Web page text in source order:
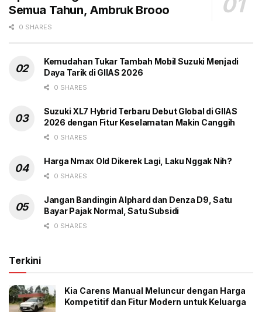
Semua Tahun, Ambruk Brooo
0 SHARES
Kemudahan Tukar Tambah Mobil Suzuki Menjadi
Daya Tarik di GIIAS 2026
0 SHARES
Suzuki XL7 Hybrid Terbaru Debut Global di GIIAS
2026 dengan Fitur Keselamatan Makin Canggih
0 SHARES
Harga Nmax Old Dikerek Lagi, Laku Nggak Nih?
0 SHARES
Jangan Bandingin Alphard dan Denza D9, Satu
Bayar Pajak Normal, Satu Subsidi
0 SHARES
Terkini
Kia Carens Manual Meluncur dengan Harga
Kompetitif dan Fitur Modern untuk Keluarga